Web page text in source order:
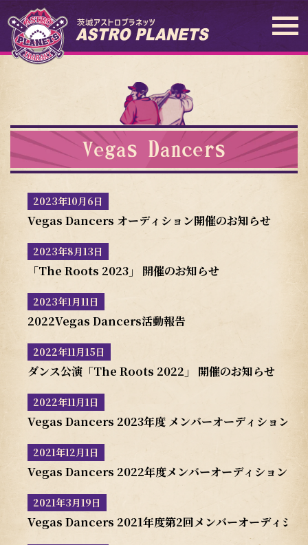
Vegas Dancers
2023年10月6日
Vegas Dancers オーディション開催のお知らせ
2023年8月13日
「The Roots 2023」 開催のお知らせ
2023年1月11日
2022Vegas Dancers活動報告
2022年11月15日
ダンス公演「The Roots 2022」 開催のお知らせ
2022年11月1日
Vegas Dancers 2023年度 メンバーオーディションの
2021年12月1日
Vegas Dancers 2022年度メンバーオーディションの
2021年3月19日
Vegas Dancers 2021年度第2回メンバーオーディショ